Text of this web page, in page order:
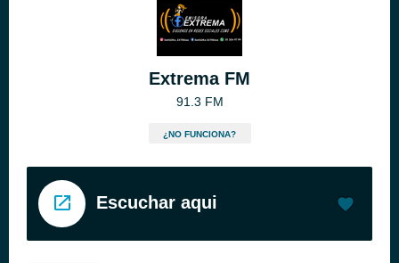
Extrema FM
91.3 FM
¿NO FUNCIONA?
Escuchar aqui